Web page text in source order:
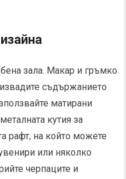
зала. Макар и гръмко
съдържанието
матирани
кутия за
рафт, на който можете
или няколко
черпаците и